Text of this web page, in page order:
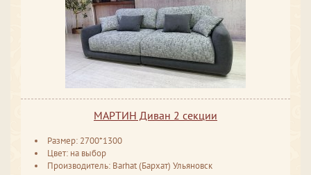
МАРТИН Диван 2 секции
Размер: 2700*1300
Цвет: на выбор
Производитель: Barhat (Бархат) Ульяновск